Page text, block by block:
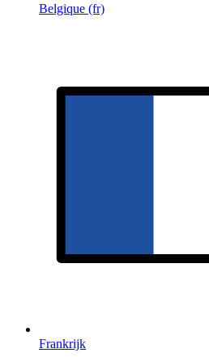
Belgique (fr)
Frankrijk